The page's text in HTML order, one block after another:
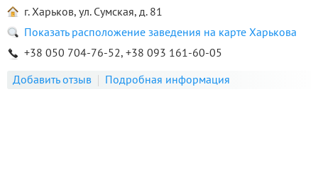
г. Харьков, ул. Сумская, д. 81
Показать расположение заведения на карте Харькова
+38 050 704-76-52, +38 093 161-60-05
Добавить отзыв
Подробная информация